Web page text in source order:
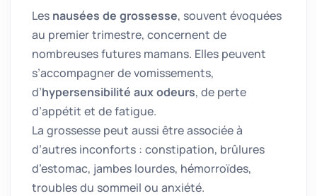
Les nausées de grossesse, souvent évoquées
au premier trimestre, concernent de
nombreuses futures mamans. Elles peuvent
s’accompagner de vomissements,
d’hypersensibilité aux odeurs, de perte
d’appétit et de fatigue.
La grossesse peut aussi être associée à
d’autres inconforts : constipation, brûlures
d’estomac, jambes lourdes, hémorroïdes,
troubles du sommeil ou anxiété.